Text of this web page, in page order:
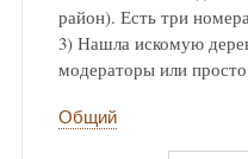
район). Есть три
3) Нашла искомую
модераторы или
Общий